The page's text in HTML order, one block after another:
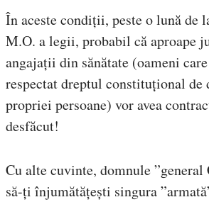
În aceste condiții, peste o lună de
M.O. a legii, probabil că aproape
angajații din sănătate (oameni
respectat dreptul constituțional de
propriei persoane) vor avea
desfăcut!
Cu alte cuvinte, domnule
să-ți înjumătățești singura